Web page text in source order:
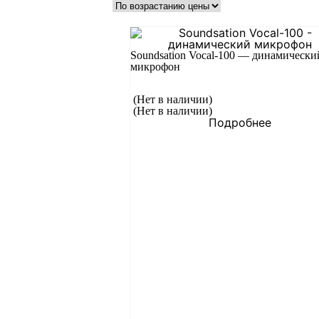
Soundsation Vocal-100 —
микрофон
(Нет в наличии)
(Нет в наличии)
Подробнее